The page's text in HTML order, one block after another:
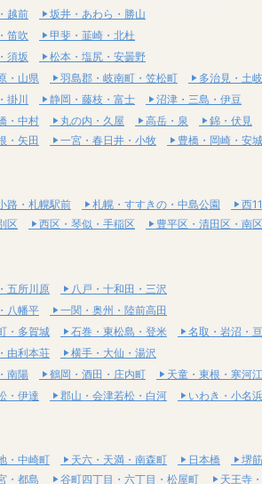
越前
坂井・あわら・勝山
笛吹
甲斐・韮崎・北杜
須坂
松本・塩尻・安曇野
・山県 羽島郡・岐南町・笠松町 多治見・土
掛川 静岡・藤枝・富士
沼津・三島・伊豆
・中村 丸の内・久屋 高岳・泉 錦・伏見
・矢田
一宮・春日井・小牧 豊橋・岡崎・安
路・札幌駅前 札幌・すすきの・中島公園 西
区
西区・琴似・手稲区 豊平区・清田区・南区
五所川原
八戸・十和田・三沢
八幡平
一関・奥州・陸前高田
・多賀城 石巻・東松島・登米 名取・岩沼・
由利本荘
横手・大仙・湯沢
南陽 鶴岡・酒田・庄内町
天童・東根・寒河江
・伊達 郡山・会津若松・白河 いわき・小名浜
・中崎町 天六・天満・南森町 日本橋 堺
・都島
谷町四丁目・六丁目・松屋町 天王寺